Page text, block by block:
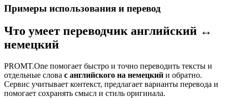
Примеры использования и перевод
Что умеет переводчик английский ↔
немецкий
PROMT.One помогает быстро и точно переводить тексты и
отдельные слова с английского на немецкий и обратно.
Сервис учитывает контекст, предлагает варианты перевода и
помогает сохранять смысл и стиль оригинала.